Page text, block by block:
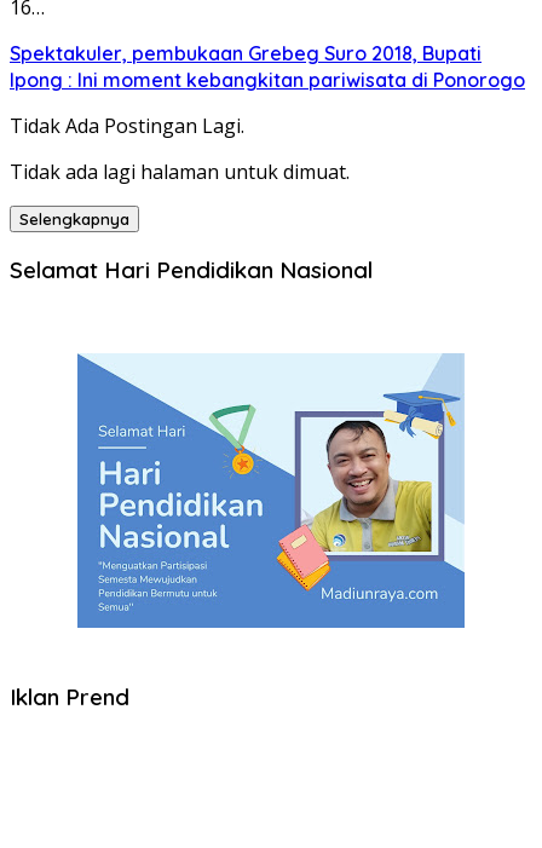
16…
Spektakuler, pembukaan Grebeg Suro 2018, Bupati
Ipong : Ini moment kebangkitan pariwisata di Ponorogo
Tidak Ada Postingan Lagi.
Tidak ada lagi halaman untuk dimuat.
Selengkapnya
Selamat Hari Pendidikan Nasional
Iklan Prend